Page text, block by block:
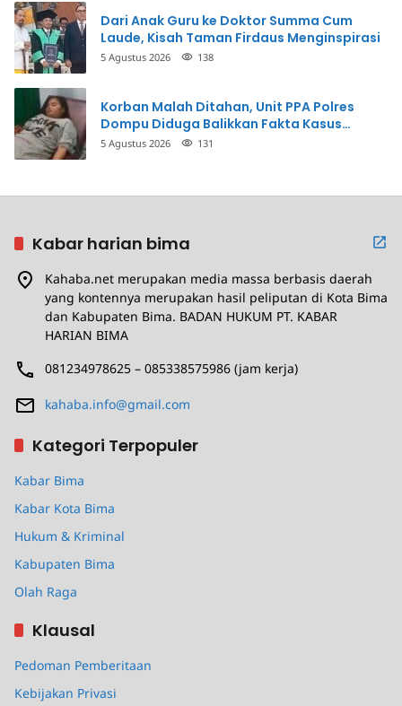
Dari Anak Guru ke Doktor Summa Cum
Laude, Kisah Taman Firdaus Menginspirasi
5 Agustus 2026 138
Korban Malah Ditahan, Unit PPA Polres
Dompu Diduga Balikkan Fakta Kasus
Penganiayaan
5 Agustus 2026 131
Kabar harian bima
Kahaba.net merupakan media massa berbasis daerah
yang kontennya merupakan hasil peliputan di Kota Bima
dan Kabupaten Bima. BADAN HUKUM PT. KABAR
HARIAN BIMA
081234978625 – 085338575986 (jam kerja)
kahaba.info@gmail.com
Kategori Terpopuler
Kabar Bima
Kabar Kota Bima
Hukum & Kriminal
Kabupaten Bima
Olah Raga
Klausal
Pedoman Pemberitaan
Kebijakan Privasi